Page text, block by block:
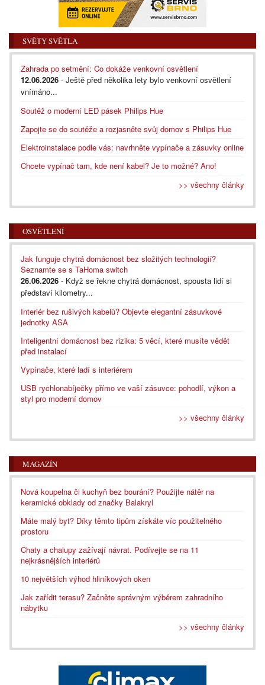
SVĚTY SVĚTLA
Zahrada po setmění: Co dokáže venkovní osvětlení
12.06.2026 - Ještě před několika lety bylo venkovní osvětlení
vnímáno...
Soutěž o moderní LED pásek Philips Hue
Zapojte se do soutěže a rozjasněte svůj domov s Philips Hue
Elektroinstalace podle vás: navrhněte vypínače a zásuvky online
Chcete vypínač tam, kde není kabel? Je to možné? Ano!
>> všechny články
OSVĚTLENÍ
Jak funguje chytrá domácnost bez složitých technologií?
Seznamte se s TaHoma switch
26.06.2026 - Když se řekne chytrá domácnost, spousta lidí si
představí kilometry...
Interiér bez rušivých kabelů? Objevte elegantní zásuvkové
jednotky ASA
Inteligentní domácnost bez rizika: 5 věcí, které musíte vědět
před instalací
Vypínače, které ladí s interiérem
USB rychlonabíječky přímo ve vaší zásuvce: pohodlí, výkon a
styl pro moderní domov
>> všechny články
MAGAZÍN
Nová koupelna či kuchyň bez bourání? Použijte nátěr na
keramické obklady od značky Balakryl
Máte malý byt? Díky těmto tipům získáte víc použitelného
prostoru
Chaty a chalupy zažívají návrat. Podívejte se na 11
nejkrásnějších interiérů
10 největších výhod hliníkových oken
Jak zařídit terasu? Začněte správným výběrem zahradního
nábytku
>> všechny články